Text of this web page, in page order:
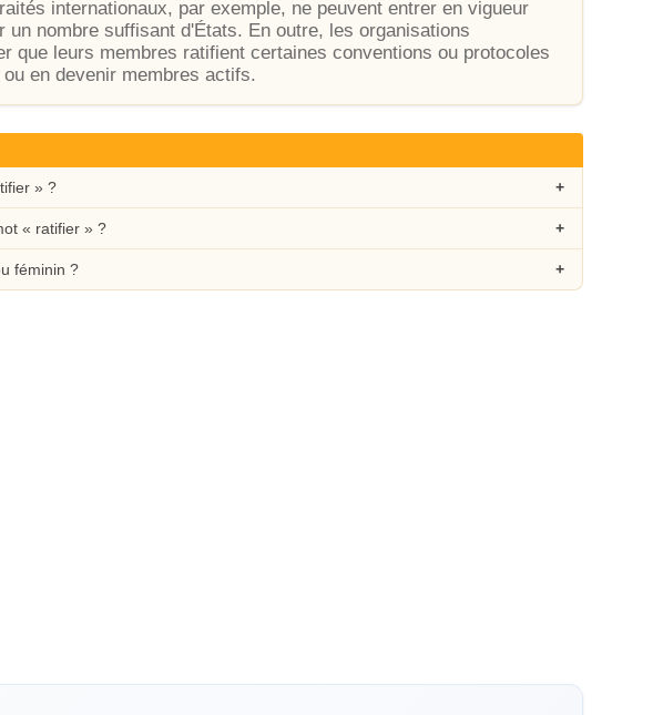
internationaux, par exemple, ne peuvent entrer en vigueur
un nombre suffisant d'États. En outre, les organisations
que leurs membres ratifient certaines conventions ou protocoles
en devenir membres actifs.
» ?
« ratifier » ?
féminin ?